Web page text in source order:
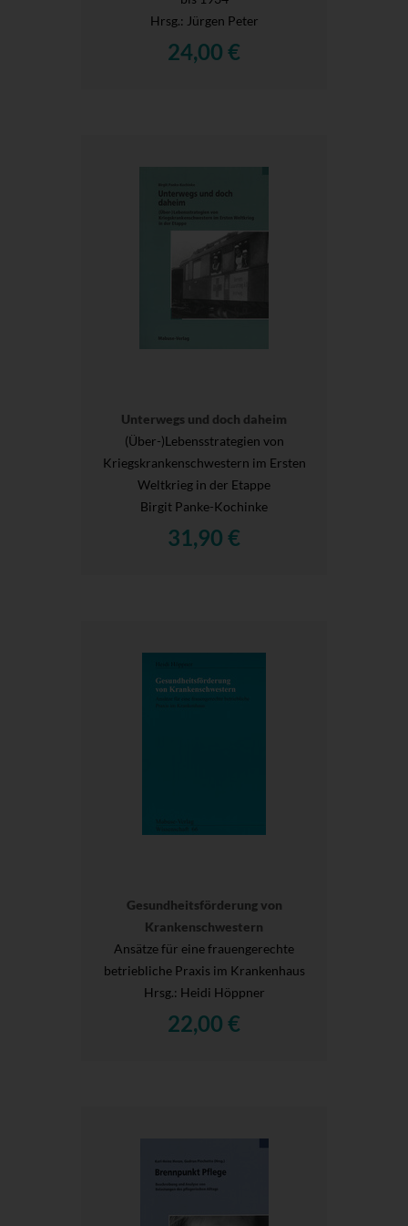
Hrsg.: Jürgen Peter
24,00 €
Unterwegs und doch daheim
(Über-)Lebensstrategien von
Kriegskrankenschwestern im Ersten
Weltkrieg in der Etappe
Birgit Panke-Kochinke
31,90 €
Gesundheitsförderung von
Krankenschwestern
Ansätze für eine frauengerechte
betriebliche Praxis im Krankenhaus
Hrsg.: Heidi Höppner
22,00 €